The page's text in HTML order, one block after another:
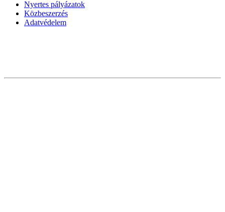
Nyertes pályázatok
Közbeszerzés
Adatvédelem